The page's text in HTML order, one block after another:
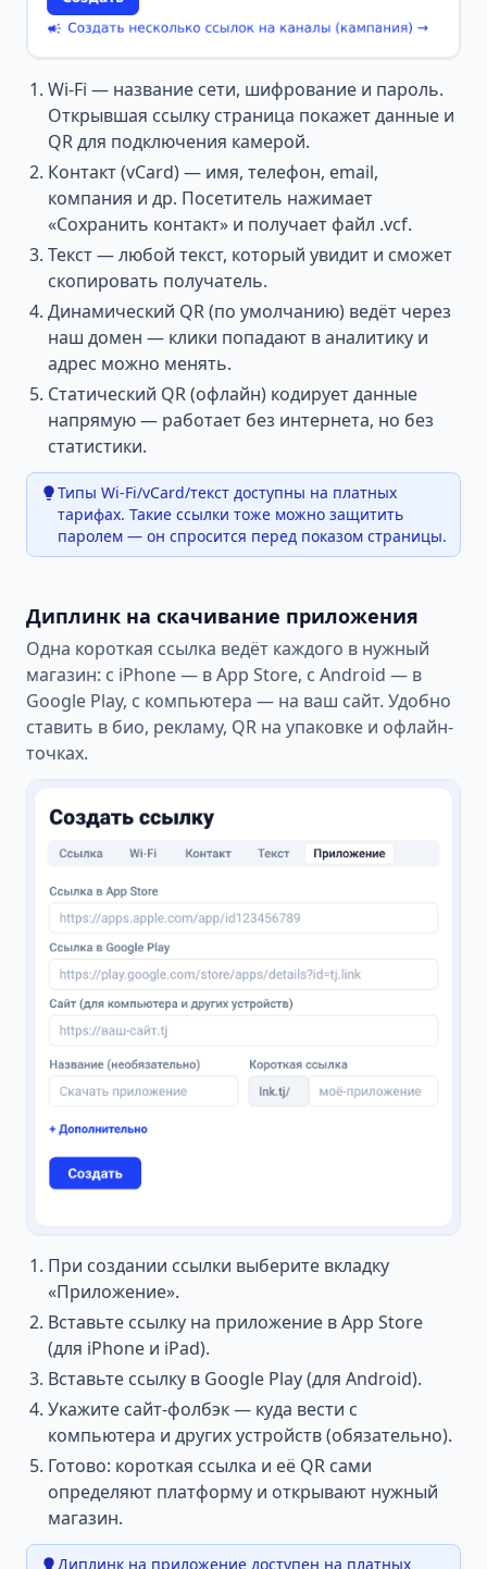
Wi-Fi — название сети, шифрование и пароль.
Открывшая ссылку страница покажет данные и
QR для подключения камерой.
Контакт (vCard) — имя, телефон, email,
компания и др. Посетитель нажимает
«Сохранить контакт» и получает файл .vcf.
Текст — любой текст, который увидит и сможет
скопировать получатель.
Динамический QR (по умолчанию) ведёт через
наш домен — клики попадают в аналитику и
адрес можно менять.
Статический QR (офлайн) кодирует данные
напрямую — работает без интернета, но без
статистики.
Типы Wi-Fi/vCard/текст доступны на платных
тарифах. Такие ссылки тоже можно защитить
паролем — он спросится перед показом страницы.
Диплинк на скачивание приложения
Одна короткая ссылка ведёт каждого в нужный
магазин: с iPhone — в App Store, с Android — в
Google Play, с компьютера — на ваш сайт. Удобно
ставить в био, рекламу, QR на упаковке и офлайн-
точках.
При создании ссылки выберите вкладку
«Приложение».
Вставьте ссылку на приложение в App Store
(для iPhone и iPad).
Вставьте ссылку в Google Play (для Android).
Укажите сайт-фолбэк — куда вести с
компьютера и других устройств (обязательно).
Готово: короткая ссылка и её QR сами
определяют платформу и открывают нужный
магазин.
Диплинк на приложение доступен на платных